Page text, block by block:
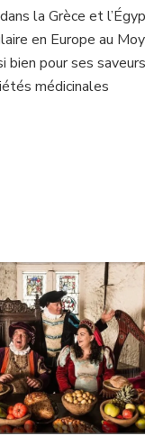
la Grèce et
en Europe au
bien pour ses saveurs
médicinales